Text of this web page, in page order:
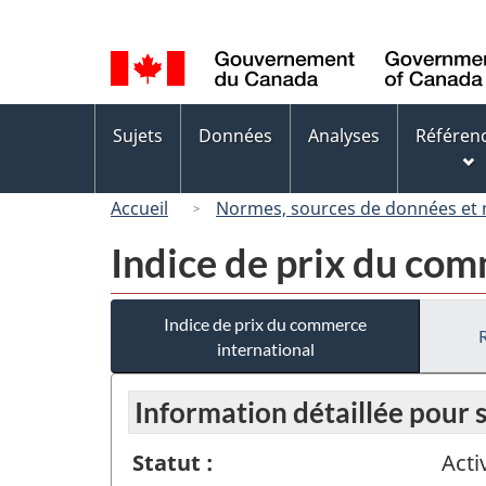
de
la
langue
des
Sujets Données Analyses
Accueil Normes, sources de données et
Indice de prix du
Indice de prix du commerce
international
Information détaillée pour
Statut :